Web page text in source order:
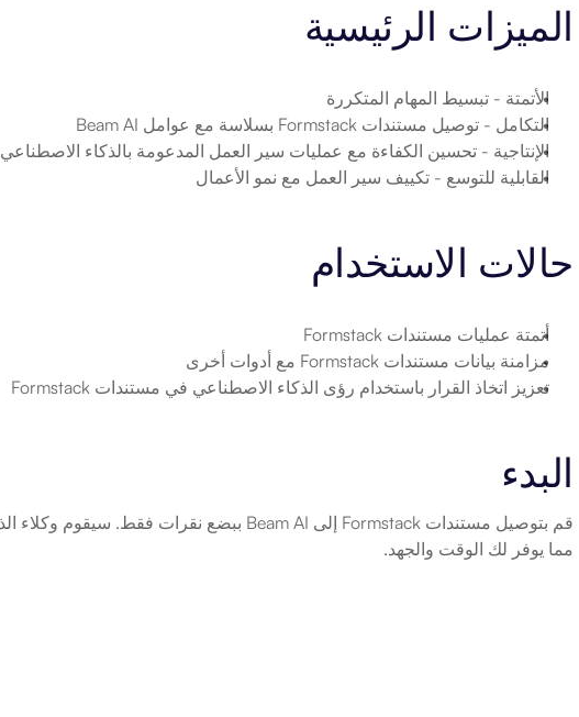
الميزات الرئيسية
الأتمتة - تبسيط المهام المتكررة
التكامل - توصيل مستندات Formstack بسلاسة مع عوامل Beam AI
الإنتاجية - تحسين الكفاءة مع عمليات سير العمل المدعومة بالذكاء الاصطناعي
القابلية للتوسع - تكييف سير العمل مع نمو الأعمال
حالات الاستخدام
أتمتة عمليات مستندات Formstack
مزامنة بيانات مستندات Formstack مع أدوات أخرى
تعزيز اتخاذ القرار باستخدام رؤى الذكاء الاصطناعي في مستندات Formstack
البدء
مما يوفر لك الوقت والجهد.